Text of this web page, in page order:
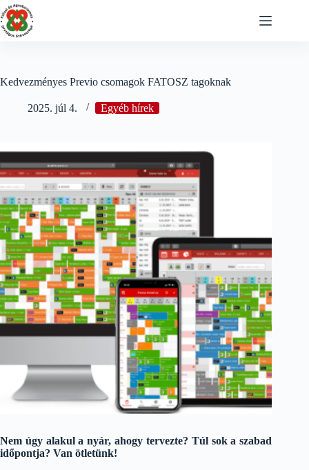
Skip
to
content
Kedvezményes Previo csomagok FATOSZ tagoknak
2025. júl 4. Egyéb hírek
Nem úgy alakul a nyár, ahogy tervezte? Túl sok a szabad
időpontja? Van ötletünk!